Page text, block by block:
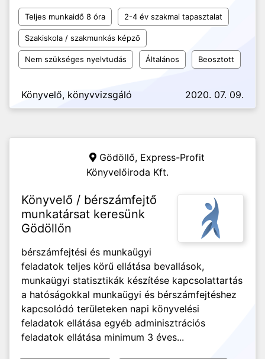
Teljes munkaidő 8 óra 2-4 év szakmai tapasztalat
Szakiskola / szakmunkás képző
Nem szükséges nyelvtudás Általános Beosztott
Könyvelő, könyvvizsgáló 2020. 07. 09.
Gödöllő, Express-Profit
Könyvelőiroda Kft.
Könyvelő / bérszámfejtő
munkatársat keresünk
Gödöllőn
bérszámfejtési és munkaügyi
feladatok teljes körű ellátása bevallások,
munkaügyi statisztikák készítése kapcsolattartás
a hatóságokkal munkaügyi és bérszámfejtéshez
kapcsolódó területeken napi könyvelési
feladatok ellátása egyéb adminisztrációs
feladatok ellátása minimum 3 éves...